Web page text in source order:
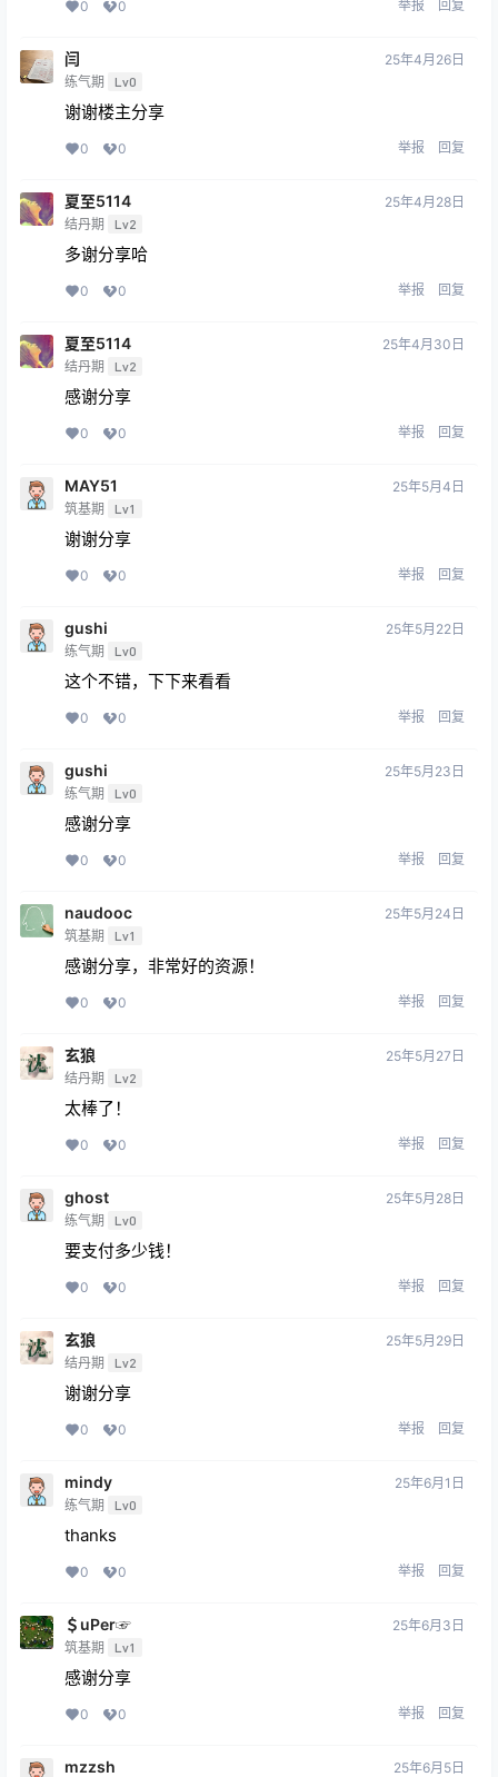
0 0 举报 回复
闫
练气期 Lv0
25年4月26日
谢谢楼主分享
0 0 举报 回复
夏至5114
结丹期 Lv2
25年4月28日
多谢分享哈
0 0 举报 回复
夏至5114
结丹期 Lv2
25年4月30日
感谢分享
0 0 举报 回复
MAY51
筑基期 Lv1
25年5月4日
谢谢分享
0 0 举报 回复
gushi
练气期 Lv0
25年5月22日
这个不错，下下来看看
0 0 举报 回复
gushi
练气期 Lv0
25年5月23日
感谢分享
0 0 举报 回复
naudooc
筑基期 Lv1
25年5月24日
感谢分享，非常好的资源！
0 0 举报 回复
玄狼
结丹期 Lv2
25年5月27日
太棒了！
0 0 举报 回复
ghost
练气期 Lv0
25年5月28日
要支付多少钱！
0 0 举报 回复
玄狼
结丹期 Lv2
25年5月29日
谢谢分享
0 0 举报 回复
mindy
练气期 Lv0
25年6月1日
thanks
0 0 举报 回复
＄uΡer☞
筑基期 Lv1
25年6月3日
感谢分享
0 0 举报 回复
mzzsh 25年6月5日